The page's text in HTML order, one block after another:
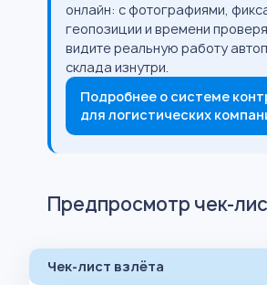
онлайн: с фотографиями,
геопозиции и времени
видите реальную работу
склада изнутри.
Подробнее о системе
для логистических
Предпросмотр чек-
Чек-лист взлёта